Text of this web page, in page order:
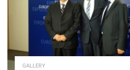
GALLERY